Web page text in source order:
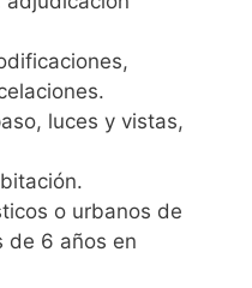
luces y vistas,
o urbanos de
de 6 años en